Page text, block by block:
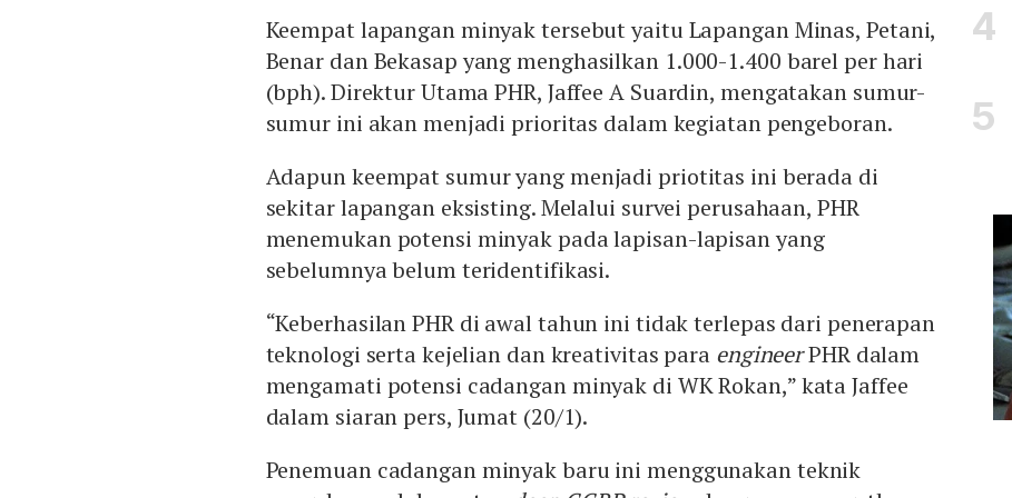
Keempat lapangan minyak tersebut yaitu Lapangan Minas, Petani,
Benar dan Bekasap yang menghasilkan 1.000-1.400 barel per hari
(bph). Direktur Utama PHR, Jaffee A Suardin, mengatakan sumur-
sumur ini akan menjadi prioritas dalam kegiatan pengeboran.
Adapun keempat sumur yang menjadi priotitas ini berada di
sekitar lapangan eksisting. Melalui survei perusahaan, PHR
menemukan potensi minyak pada lapisan-lapisan yang
sebelumnya belum teridentifikasi.
“Keberhasilan PHR di awal tahun ini tidak terlepas dari penerapan
teknologi serta kejelian dan kreativitas para engineerPHR dalam
mengamati potensi cadangan minyak di WK Rokan,” kata Jaffee
dalam siaran pers, Jumat (20/1).
Penemuan cadangan minyak baru ini menggunakan teknik